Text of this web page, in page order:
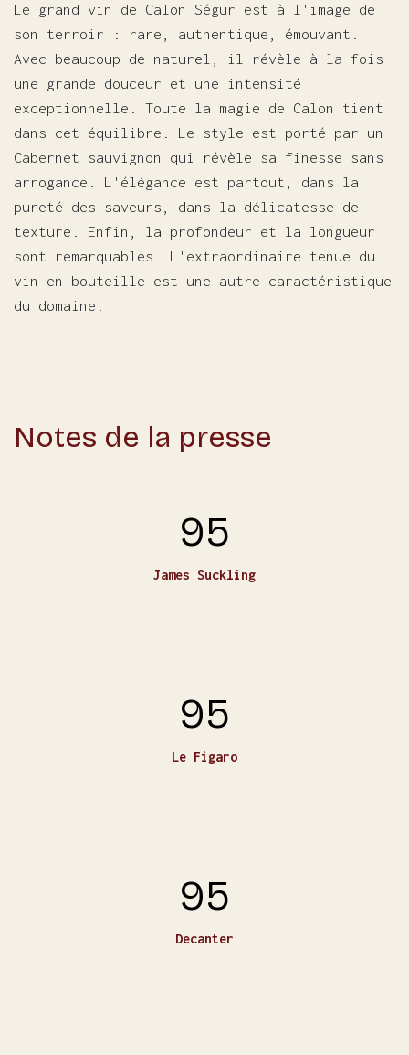
Le grand vin de Calon Ségur est à l'image de
son terroir : rare, authentique, émouvant.
Avec beaucoup de naturel, il révèle à la fois
une grande douceur et une intensité
exceptionnelle. Toute la magie de Calon tient
dans cet équilibre. Le style est porté par un
Cabernet sauvignon qui révèle sa finesse sans
arrogance. L'élégance est partout, dans la
pureté des saveurs, dans la délicatesse de
texture. Enfin, la profondeur et la longueur
sont remarquables. L'extraordinaire tenue du
vin en bouteille est une autre caractéristique
du domaine.
Notes de la presse
95
James Suckling
95
Le Figaro
95
Decanter